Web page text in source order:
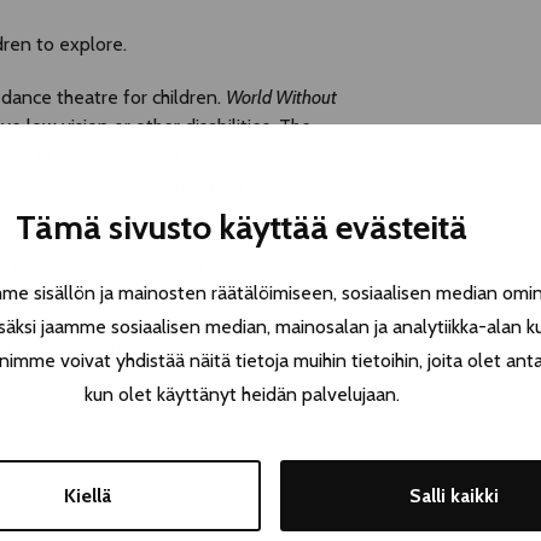
Tämä sivusto käyttää evästeitä
sisällön ja mainosten räätälöimiseen, sosiaalisen median
jaamme sosiaalisen median, mainosalan ja analytiikka-alan
voivat yhdistää näitä tietoja muihin tietoihin, joita olet
kun olet käyttänyt heidän palvelujaan.
Kiellä Salli kaikki
to explore.
theatre for children. World Without
low vision or other disabilities. The
to voluntarily join in and experience
movements and touching the sets and
with disabilities, and the Sunday show is
for the 2022 Golden Stage Cross
2025 program, which showcases